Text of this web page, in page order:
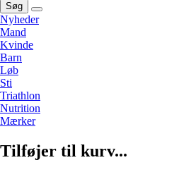
Søg
Nyheder
Mand
Kvinde
Barn
Løb
Sti
Triathlon
Nutrition
Mærker
Tilføjer til kurv...